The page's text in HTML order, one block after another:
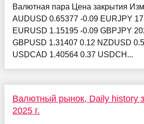
Валютная пара Цена закрытия
AUDUSD 0.65377 -0.09 EURJPY
EURUSD 1.15195 -0.09 GBPJPY
GBPUSD 1.31407 0.12 NZDUSD
USDCAD 1.40564 0.37 USDCH...
Валютный рынок, Daily history
2025 г.